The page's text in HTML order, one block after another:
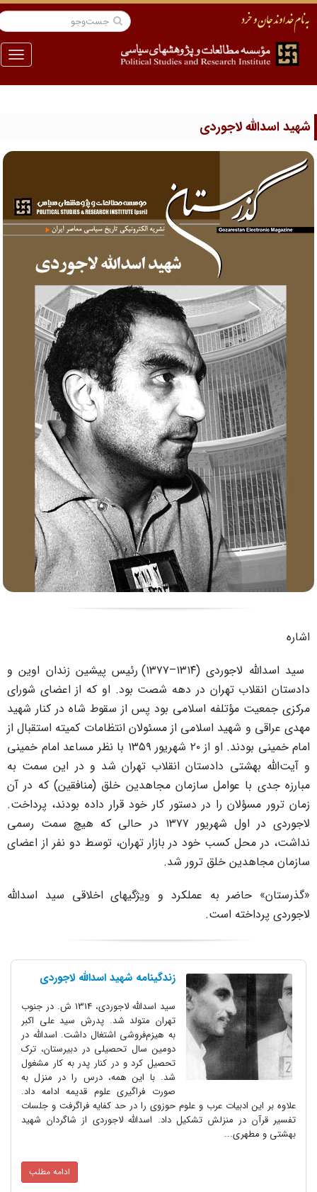
منو
اسدالله لاجوردی
سید اسدالله لاجوردی (۱۳۱۴–۱۳۷۷) رئیس پیشین زندان اوین و
انقلاب تهران در دهه شصت بود. او که از اعضای شورای
جمعیت مؤتلفه اسلامی بود پس از سقوط شاه در کنار شهید
عراقی و شهید اسلامی از مسئولان انتظامات کمیته استقبال از
امام خمینی بودند. او از ۲۰ شهریور ۱۳۵۹ با نظر مساعد امام خمینی
آیت‌الله بهشتی دادستان انقلاب تهران شد و در این سمت به
جدی با عوامل سازمان مجاهدین خلق (منافقین) که در آن
ترور مسؤلان را در دستور کار خود قرار داده بودند، پرداخت‌.
لاجوردی در اول شهریور ۱۳۷۷ در حالی که هیچ سمت رسمی
در محل کسب خود در بازار تهران، توسط دو نفر از اعضای
مجاهدین خلق ترور شد.
حاضر به عملکرد و ویژگیهای اخلاقی سید اسدالله
پرداخته است.
زندگینامه شهید اسدالله لاجوردی
سید اسدالله لاجوردی، 1314 ش. در جنوب
تهران متولد شد. پدرش سید علی اکبر
به هیزم‌فروشی اشتغال داشت. اسدالله در
دومین سال تحصیلی در دبیرستان‌، ترک
تحصیل کرد و در کنار پدر به کار مشغول
شد. با این همه‌، درس را در منزل به
صورت فراگیری علوم قدیمه ادامه داد.
علاوه بر این ادبیات عرب و علوم حوزوی را در حد کفایه فراگرفت و جلسات
تفسیر قرآن در منزلش تشکیل داد. اسدالله لاجوردی از شاگردان شهید
بهشتی و مطهری...
ادامه مطلب